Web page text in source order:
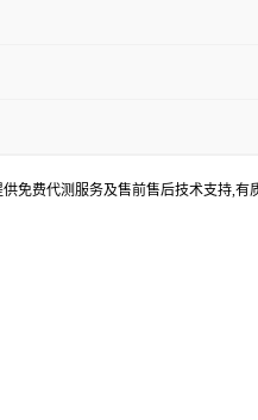
免费代测服务及售前售后技术支持,